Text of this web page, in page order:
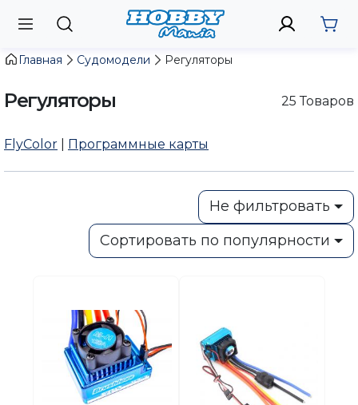
Главная Судомодели Регуляторы
Регуляторы 25 Товаров
FlyColor | Программные карты
Не фильтровать
Сортировать по популярности